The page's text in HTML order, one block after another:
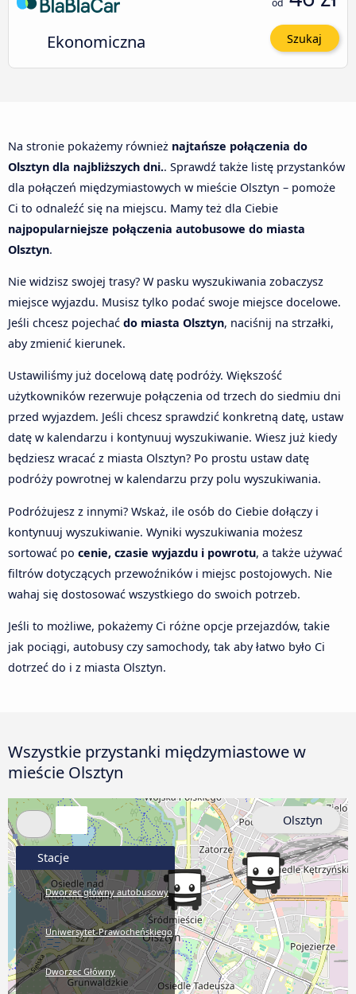
Ekonomiczna
od
Szukaj
Na stronie pokażemy również najtańsze połączenia do
Olsztyn dla najbliższych dni.. Sprawdź także listę przystanków
dla połączeń międzymiastowych w mieście Olsztyn – pomoże
Ci to odnaleźć się na miejscu. Mamy też dla Ciebie
najpopularniejsze połączenia autobusowe do miasta
Olsztyn.
Nie widzisz swojej trasy? W pasku wyszukiwania zobaczysz
miejsce wyjazdu. Musisz tylko podać swoje miejsce docelowe.
Jeśli chcesz pojechać do miasta Olsztyn, naciśnij na strzałki,
aby zmienić kierunek.
Ustawiliśmy już docelową datę podróży. Większość
użytkowników rezerwuje połączenia od trzech do siedmiu dni
przed wyjazdem. Jeśli chcesz sprawdzić konkretną datę, ustaw
datę w kalendarzu i kontynuuj wyszukiwanie. Wiesz już kiedy
będziesz wracać z miasta Olsztyn? Po prostu ustaw datę
podróży powrotnej w kalendarzu przy polu wyszukiwania.
Podróżujesz z innymi? Wskaż, ile osób do Ciebie dołączy i
kontynuuj wyszukiwanie. Wyniki wyszukiwania możesz
sortować po cenie, czasie wyjazdu i powrotu, a także używać
filtrów dotyczących przewoźników i miejsc postojowych. Nie
wahaj się dostosować wszystkiego do swoich potrzeb.
Jeśli to możliwe, pokażemy Ci różne opcje przejazdów, takie
jak pociągi, autobusy czy samochody, tak aby łatwo było Ci
dotrzeć do i z miasta Olsztyn.
Wszystkie przystanki międzymiastowe w
mieście Olsztyn
Stacje
Dworzec główny autobusowy
Uniwersytet-Prawocheńskiego
Dworzec Główny
Olsztyn